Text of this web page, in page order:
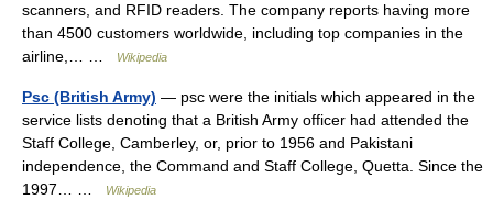
scanners, and RFID readers. The company reports having more
than 4500 customers worldwide, including top companies in the
airline,… …
Wikipedia
Psc (British Army) — psc were the initials which appeared in the
service lists denoting that a British Army officer had attended the
Staff College, Camberley, or, prior to 1956 and Pakistani
independence, the Command and Staff College, Quetta. Since the
1997… …
Wikipedia